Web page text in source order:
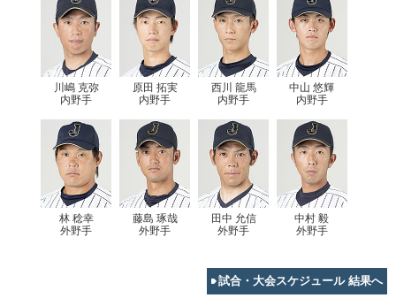
川嶋 克弥
内野手
原田 拓実
内野手
西川 龍馬
内野手
中山 悠輝
内野手
林 稔幸
外野手
藤島 琢哉
外野手
田中 允信
外野手
中村 毅
外野手
試合・大会スケジュール 結果へ